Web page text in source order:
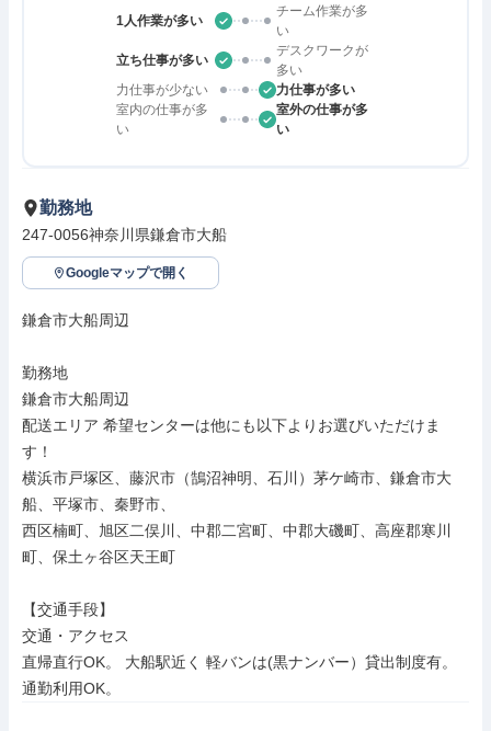
1人作業が多い
チーム作業が多
い
立ち仕事が多い
デスクワークが
多い
力仕事が少ない
力仕事が多い
室内の仕事が多
い
室外の仕事が多
い
勤務地
247-0056神奈川県鎌倉市大船
Googleマップで開く
鎌倉市大船周辺
勤務地
鎌倉市大船周辺
配送エリア 希望センターは他にも以下よりお選びいただけま
す！
横浜市戸塚区、藤沢市（鵠沼神明、石川）茅ケ崎市、鎌倉市大
船、平塚市、秦野市、
西区楠町、旭区二俣川、中郡二宮町、中郡大磯町、高座郡寒川
町、保土ヶ谷区天王町
【交通手段】
交通・アクセス
直帰直行OK。 大船駅近く 軽バンは(黒ナンバー）貸出制度有。
通勤利用OK。